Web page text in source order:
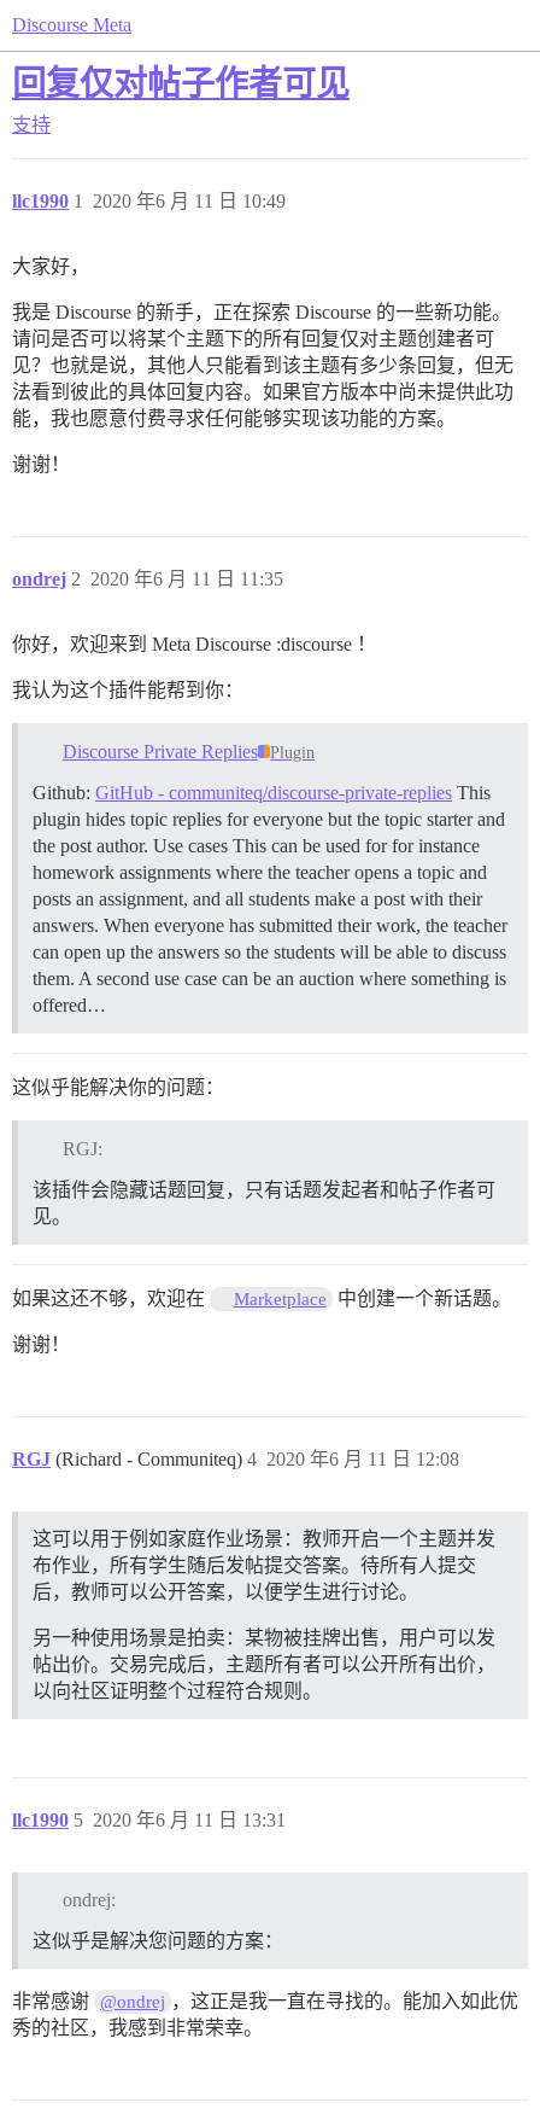
Discourse Meta
回复仅对帖子作者可见
支持
llc1990 2020 年6 月 11 日 10:49
1
大家好，
我是 Discourse 的新手，正在探索 Discourse 的一些新功能。
请问是否可以将某个主题下的所有回复仅对主题创建者可
见？也就是说，其他人只能看到该主题有多少条回复，但无
法看到彼此的具体回复内容。如果官方版本中尚未提供此功
能，我也愿意付费寻求任何能够实现该功能的方案。
谢谢！
ondrej 2020 年6 月 11 日 11:35
2
你好，欢迎来到 Meta Discourse :discourse ！
我认为这个插件能帮到你：
Discourse Private Replies Plugin
Github: GitHub - communiteq/discourse-private-replies This
plugin hides topic replies for everyone but the topic starter and
the post author. Use cases This can be used for for instance
homework assignments where the teacher opens a topic and
posts an assignment, and all students make a post with their
answers. When everyone has submitted their work, the teacher
can open up the answers so the students will be able to discuss
them. A second use case can be an auction where something is
offered…
这似乎能解决你的问题：
RGJ:
该插件会隐藏话题回复，只有话题发起者和帖子作者可
见。
如果这还不够，欢迎在 Marketplace 中创建一个新话题。
谢谢！
RGJ (Richard - Communiteq) 2020 年6 月 11 日 12:08
4
这可以用于例如家庭作业场景：教师开启一个主题并发
布作业，所有学生随后发帖提交答案。待所有人提交
后，教师可以公开答案，以便学生进行讨论。
另一种使用场景是拍卖：某物被挂牌出售，用户可以发
帖出价。交易完成后，主题所有者可以公开所有出价，
以向社区证明整个过程符合规则。
llc1990 2020 年6 月 11 日 13:31
5
ondrej:
这似乎是解决您问题的方案：
非常感谢 @ondrej ，这正是我一直在寻找的。能加入如此优
秀的社区，我感到非常荣幸。